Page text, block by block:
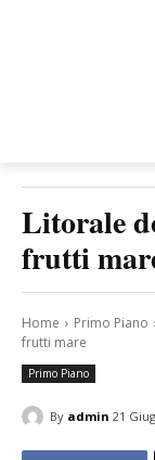
Litorale
frutti
Home Primo Piano
frutti mare
Primo Piano
By admin 21